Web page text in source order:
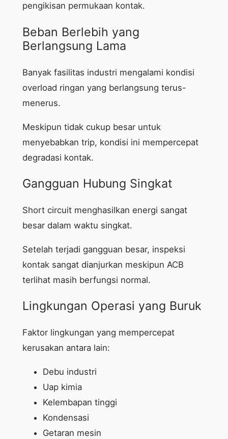
pengikisan permukaan kontak.
Beban Berlebih yang
Berlangsung Lama
Banyak fasilitas industri mengalami kondisi
overload ringan yang berlangsung terus-
menerus.
Meskipun tidak cukup besar untuk
menyebabkan trip, kondisi ini mempercepat
degradasi kontak.
Gangguan Hubung Singkat
Short circuit menghasilkan energi sangat
besar dalam waktu singkat.
Setelah terjadi gangguan besar, inspeksi
kontak sangat dianjurkan meskipun ACB
terlihat masih berfungsi normal.
Lingkungan Operasi yang Buruk
Faktor lingkungan yang mempercepat
kerusakan antara lain:
Debu industri
Uap kimia
Kelembapan tinggi
Kondensasi
Getaran mesin